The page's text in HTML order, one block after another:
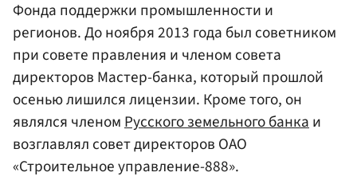
Фонда поддержки промышленности и
регионов. До ноября 2013 года был советником
при совете правления и членом совета
директоров Мастер-банка, который прошлой
осенью лишился лицензии. Кроме того, он
являлся членомРусского земельного банкаи
возглавлял совет директоров ОАО
«Строительное управление-888».